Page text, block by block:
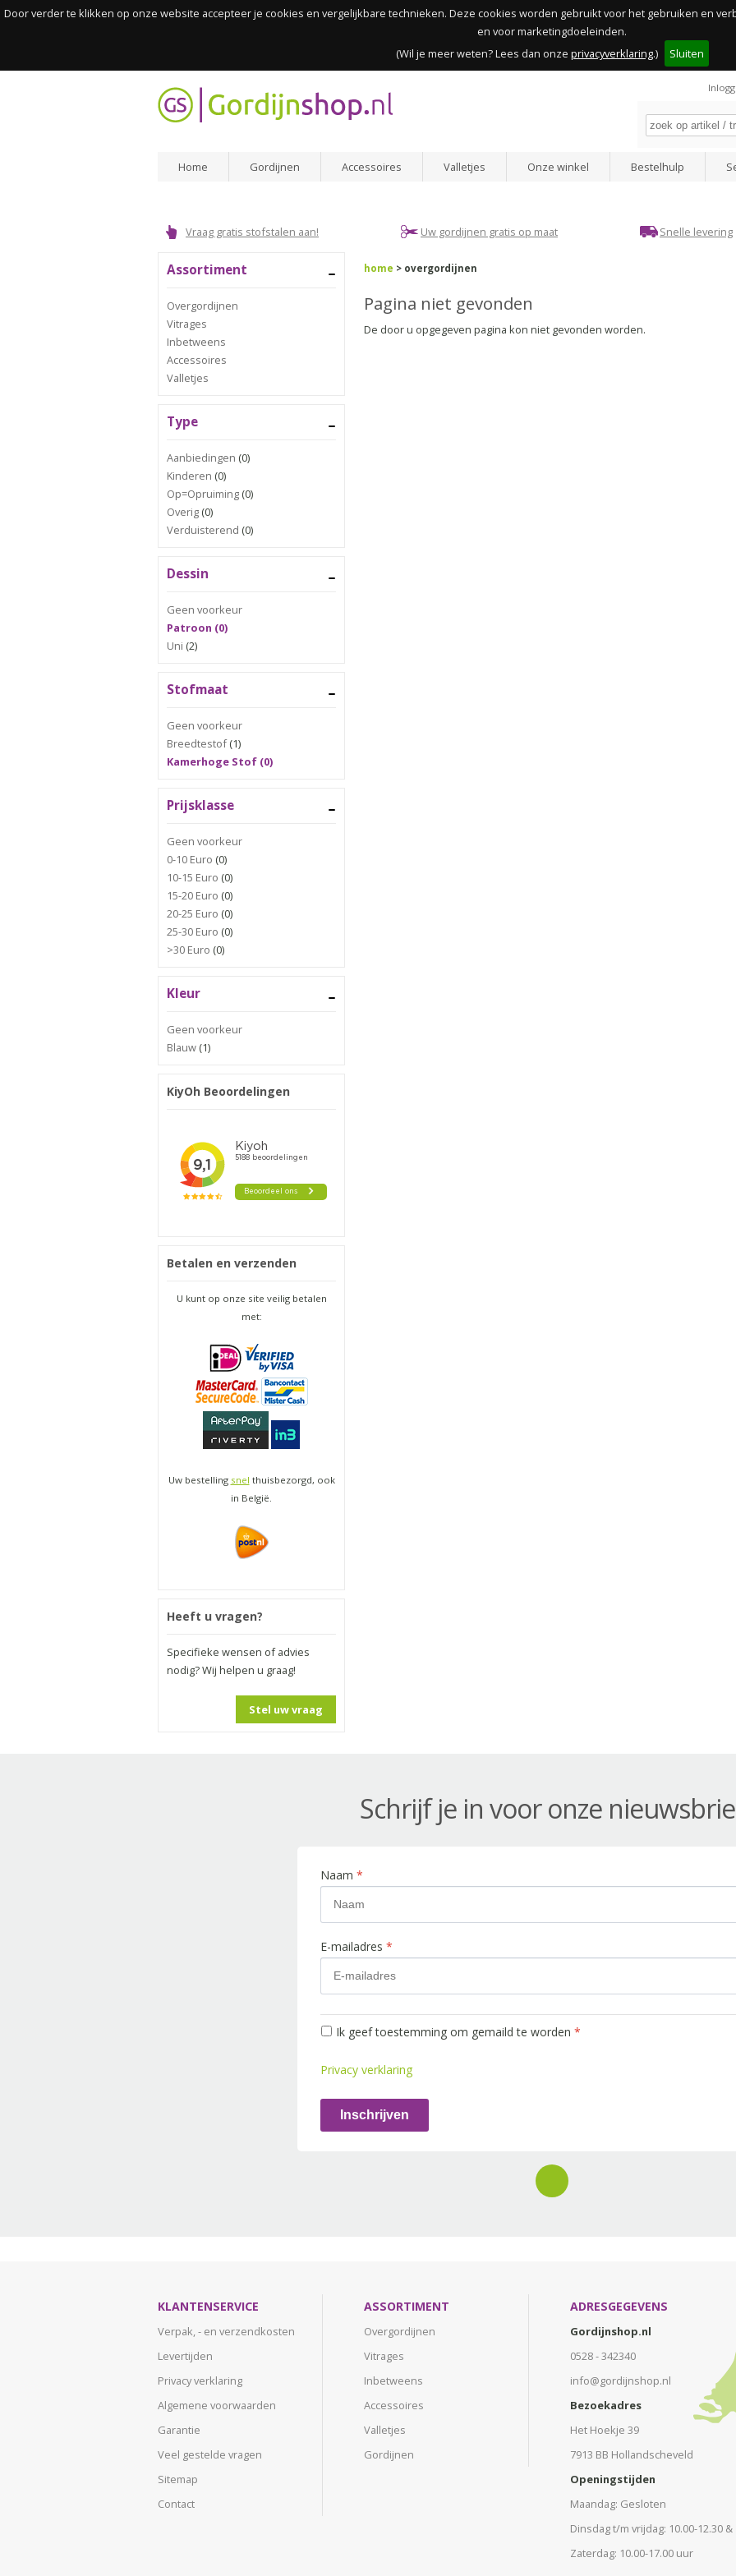
Door verder te klikken op onze website accepteer je cookies en vergelijkbare technieken. Deze cookies worden gebruikt voor het gebruiken en
en voor marketingdoeleinden.
(Wil je meer weten? Lees dan onze privacyverklaring.) Sluiten
Home Gordijnen Accessoires Valletjes Onze winkel Bestelhulp
Vraag gratis stofstalen aan! Uw gordijnen gratis op maat Snelle levering
Assortiment
Overgordijnen
Vitrages
Inbetweens
Accessoires
Valletjes
Type
Aanbiedingen (0)
Kinderen (0)
Op=Opruiming (0)
Overig (0)
Verduisterend (0)
Dessin
Geen voorkeur
Patroon (0)
Uni (2)
Stofmaat
Geen voorkeur
Breedtestof(1)
Kamerhoge Stof (0)
Prijsklasse
Geen voorkeur
0-10 Euro (0)
10-15 Euro (0)
15-20 Euro (0)
20-25 Euro (0)
25-30 Euro (0)
>30 Euro (0)
Kleur
Geen voorkeur
Blauw (1)
KiyOh Beoordelingen
Betalen en verzenden
U kunt op onze site veilig betalen
met:
Uw bestelling snel thuisbezorgd, ook
in België.
Heeft u vragen?
Specifieke wensen of advies
nodig? Wij helpen u graag!
Stel uw vraag
home > overgordijnen
Pagina niet gevonden
De door u opgegeven pagina kon niet gevonden worden.
Schrijf je in voor onze
Naam *
E-mailadres *
Ik geef toestemming om gemaild te worden *
Privacy verklaring
Inschrijven
KLANTENSERVICE
Verpak, - en verzendkosten
Levertijden
Privacy verklaring
Algemene voorwaarden
Garantie
Veel gestelde vragen
Sitemap
Contact
ASSORTIMENT
Overgordijnen
Vitrages
Inbetweens
Accessoires
Valletjes
Gordijnen
ADRESGEGEVENS
Gordijnshop.nl
0528 - 342340
info@gordijnshop.nl
Bezoekadres
Het Hoekje 39
7913 BB Hollandscheveld
Openingstijden
Maandag: Gesloten
Dinsdag t/m vrijdag: 10.00-12.30
Zaterdag: 10.00-17.00 uur